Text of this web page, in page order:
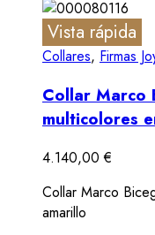
Vista rápida
Collares, Firmas
Collar Marco
multicolores
4.140,00€
Collar Marco
amarillo